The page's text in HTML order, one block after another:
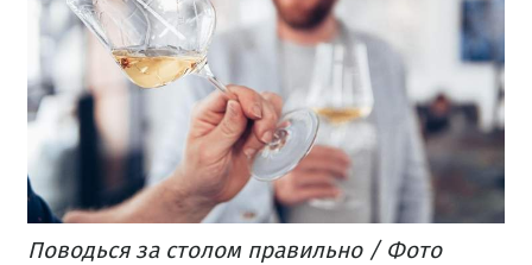
Поводься за столом правильно / Фото